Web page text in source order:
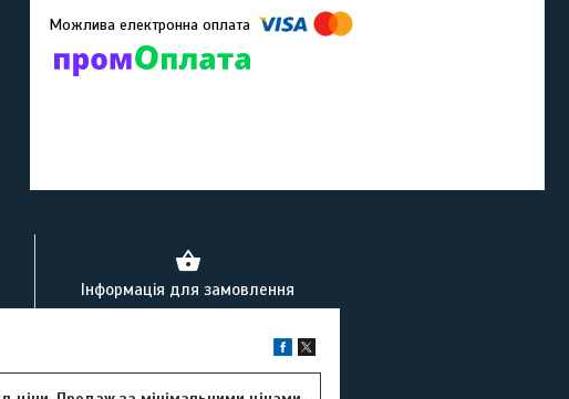
Інформація для замовлення